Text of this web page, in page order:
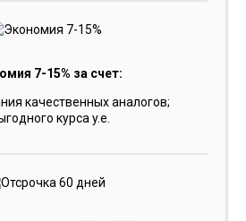
7-15% за счет:
качественных аналогов;
курса y.e.